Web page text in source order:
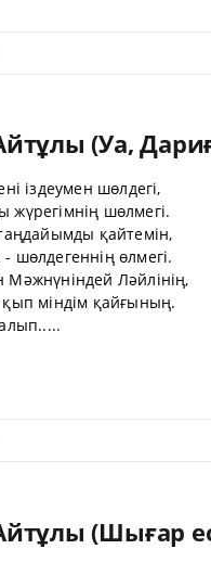
(Уа,
іздеумен шөлдегі,
жүрегімнің шөлмегі.
қайтемін,
шөлдегеннің өлмегі.
Мәжнүніндей Ләйлінің,
міндім қайғының.
(Шығар